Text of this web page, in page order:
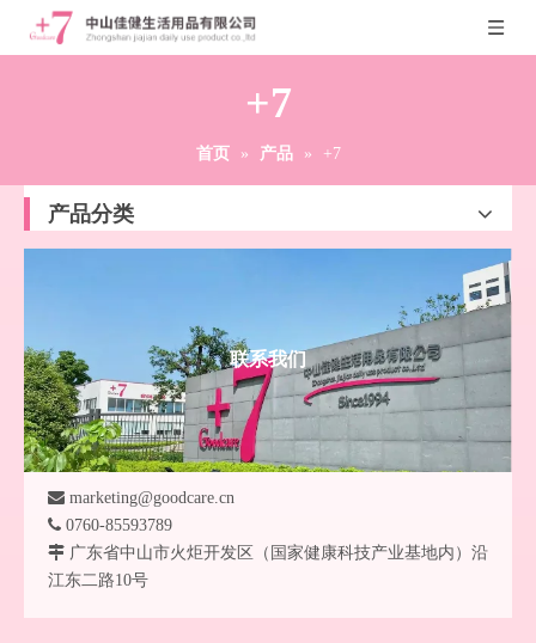
+7
首页 » 产品 » +7
产品分类
联系我们
 marketing@goodcare.cn
 0760-85593789
 广东省中山市火炬开发区（国家健康科技产业基地内）沿
江东二路10号